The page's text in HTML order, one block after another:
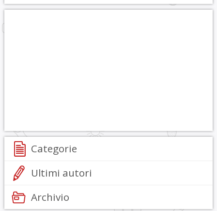
Categorie
Ultimi autori
Archivio